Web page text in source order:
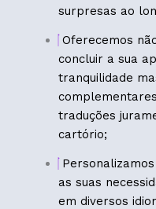
surpresas ao
Oferecemos
concluir a sua
tranquilidade
traduções
cartório;
as suas
em diversos